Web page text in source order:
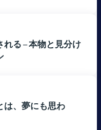
れる –本物と見分け
は、夢にも思わ